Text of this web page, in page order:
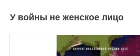
У войны не женское лицо